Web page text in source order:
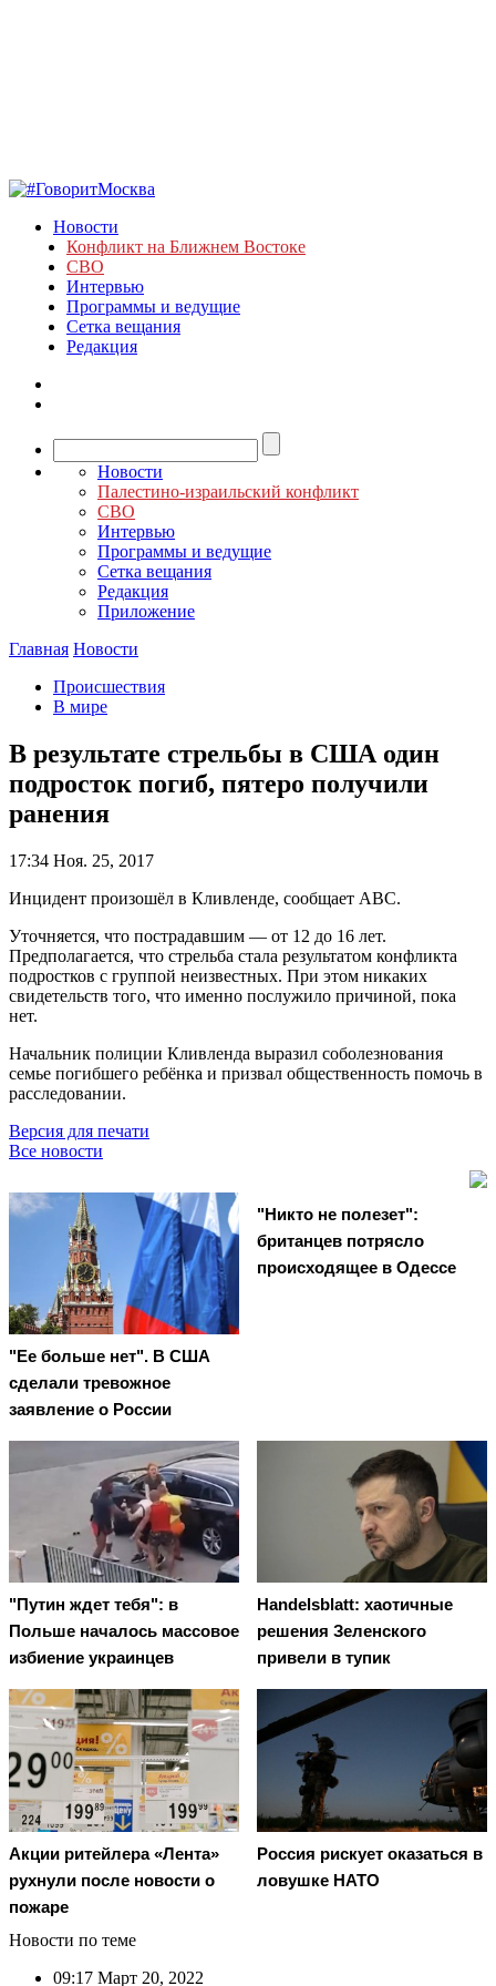
Новости
Конфликт на Ближнем Востоке
СВО
Интервью
Программы и ведущие
Сетка вещания
Редакция
Новости
Палестино-израильский конфликт
СВО
Интервью
Программы и ведущие
Сетка вещания
Редакция
Приложение
Главная Новости
Происшествия
В мире
В результате стрельбы в США один
подросток погиб, пятеро получили
ранения
17:34 Ноя. 25, 2017
Инцидент произошёл в Кливленде, сообщает АВС.
Уточняется, что пострадавшим — от 12 до 16 лет.
Предполагается, что стрельба стала результатом конфликта
подростков с группой неизвестных. При этом никаких
свидетельств того, что именно послужило причиной, пока
нет.
Начальник полиции Кливленда выразил соболезнования
семье погибшего ребёнка и призвал общественность помочь в
расследовании.
Версия для печати
Все новости
"Ее больше нет". В США
сделали тревожное
заявление о России
"Никто не полезет":
британцев потрясло
происходящее в Одессе
"Путин ждет тебя": в
Польше началось массовое
избиение украинцев
Handelsblatt: хаотичные
решения Зеленского
привели в тупик
Акции ритейлера «Лента»
рухнули после новости о
пожаре
Россия рискует оказаться в
ловушке НАТО
Новости по теме
09:17 Март 20, 2022